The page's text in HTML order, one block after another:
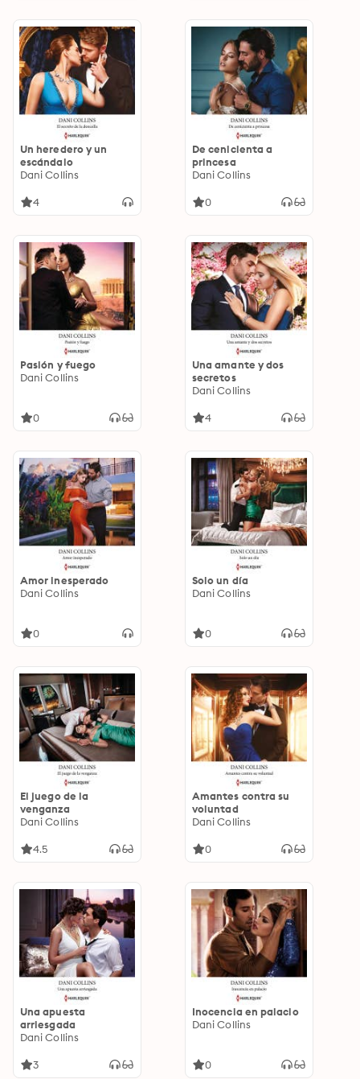
Un heredero y un
escándalo
Dani Collins
4
De cenicienta a
princesa
Dani Collins
0
Pasión y fuego
Dani Collins
0
Una amante y dos
secretos
Dani Collins
4
Amor inesperado
Dani Collins
0
Solo un día
Dani Collins
0
El juego de la
venganza
Dani Collins
4.5
Amantes contra su
voluntad
Dani Collins
0
Una apuesta
arriesgada
Dani Collins
3
Inocencia en palacio
Dani Collins
0